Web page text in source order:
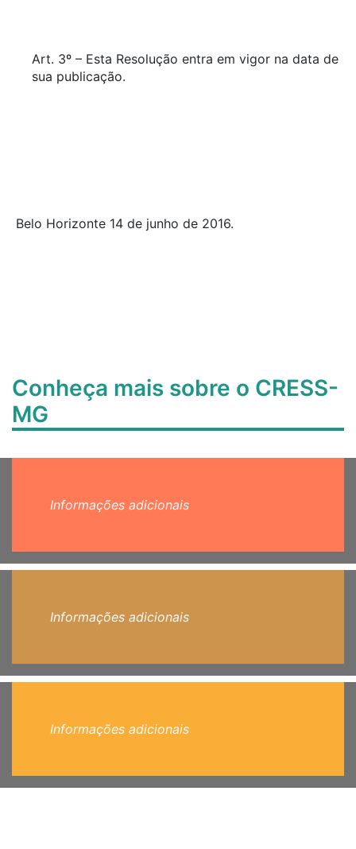
Art. 3º – Esta Resolução entra em vigor na data de
sua publicação.
Belo Horizonte 14 de junho de 2016.
Conheça mais sobre o CRESS-
MG
Informações adicionais
Informações adicionais
Informações adicionais